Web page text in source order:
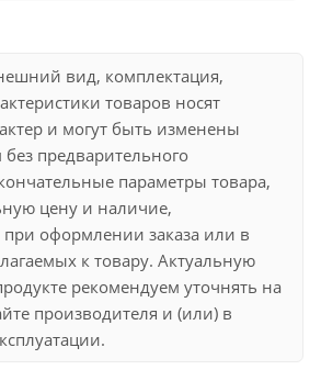
вид, комплектация,
товаров носят
и могут быть изменены
предварительного
параметры товара,
цену и наличие,
при оформлении заказа или в
к товару. Актуальную
рекомендуем уточнять на
производителя и (или) в